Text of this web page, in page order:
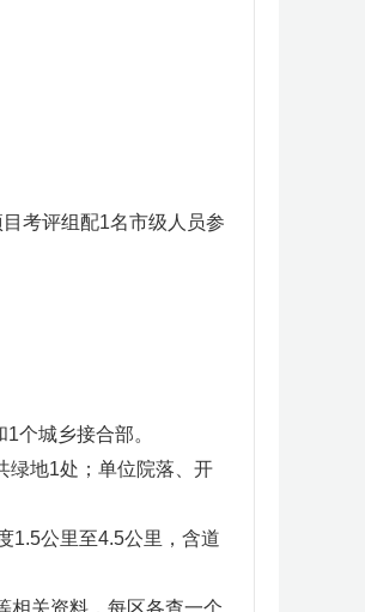
考评组配1名市级人员参
个城乡接合部。
绿地1处；单位院落、开
1.5公里至4.5公里，含道
相关资料，每区各查一个